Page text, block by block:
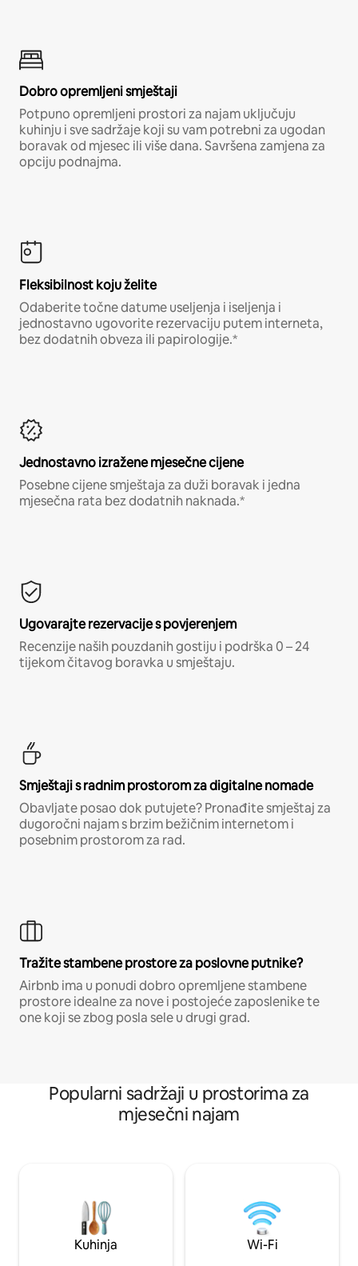
Dobro opremljeni smještaji
Potpuno opremljeni prostori za najam uključuju
kuhinju i sve sadržaje koji su vam potrebni za ugodan
boravak od mjesec ili više dana. Savršena zamjena za
opciju podnajma.
Fleksibilnost koju želite
Odaberite točne datume useljenja i iseljenja i
jednostavno ugovorite rezervaciju putem interneta,
bez dodatnih obveza ili papirologije.*
Jednostavno izražene mjesečne cijene
Posebne cijene smještaja za duži boravak i jedna
mjesečna rata bez dodatnih naknada.*
Ugovarajte rezervacije s povjerenjem
Recenzije naših pouzdanih gostiju i podrška 0 – 24
tijekom čitavog boravka u smještaju.
Smještaji s radnim prostorom za digitalne nomade
Obavljate posao dok putujete? Pronađite smještaj za
dugoročni najam s brzim bežičnim internetom i
posebnim prostorom za rad.
Tražite stambene prostore za poslovne putnike?
Airbnb ima u ponudi dobro opremljene stambene
prostore idealne za nove i postojeće zaposlenike te
one koji se zbog posla sele u drugi grad.
Popularni sadržaji u prostorima za
mjesečni najam
Kuhinja Wi-Fi